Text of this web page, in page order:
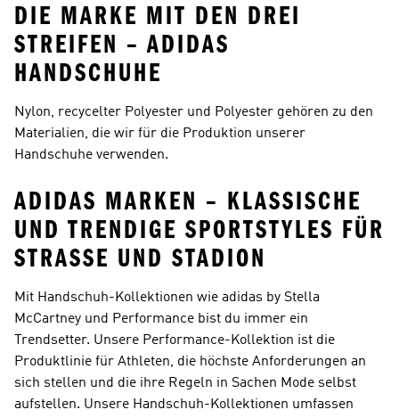
DIE MARKE MIT DEN DREI
STREIFEN – ADIDAS
HANDSCHUHE
Nylon, recycelter Polyester und Polyester gehören zu den
Materialien, die wir für die Produktion unserer
Handschuhe verwenden.
ADIDAS MARKEN – KLASSISCHE
UND TRENDIGE SPORTSTYLES FÜR
STRASSE UND STADION
Mit Handschuh-Kollektionen wie adidas by Stella
McCartney und Performance bist du immer ein
Trendsetter. Unsere Performance-Kollektion ist die
Produktlinie für Athleten, die höchste Anforderungen an
sich stellen und die ihre Regeln in Sachen Mode selbst
aufstellen. Unsere Handschuh-Kollektionen umfassen